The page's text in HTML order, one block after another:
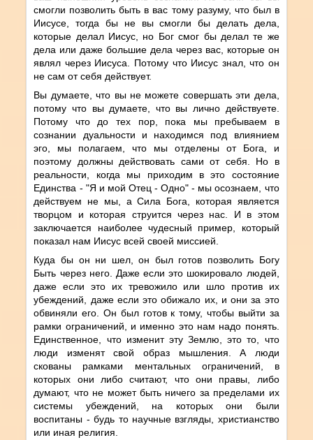
смогли позволить быть в вас тому разуму, что был в
Иисусе, тогда бы не вы смогли бы делать дела,
которые делал Иисус, но Бог смог бы делал те же
дела или даже большие дела через вас, которые он
являл через Иисуса. Потому что Иисус знал, что он
не сам от себя действует.
Вы думаете, что вы не можете совершать эти дела,
потому что вы думаете, что вы лично действуете.
Потому что до тех пор, пока мы пребываем в
сознании дуальности и находимся под влиянием
эго, мы полагаем, что мы отделены от Бога, и
поэтому должны действовать сами от себя. Но в
реальности, когда мы приходим в это состояние
Единства - "Я и мой Отец - Одно" - мы осознаем, что
действуем не мы, а Сила Бога, которая является
творцом и которая струится через нас. И в этом
заключается наиболее чудесный пример, который
показал нам Иисус всей своей миссией.
Куда бы он ни шел, он был готов позволить Богу
Быть через него. Даже если это шокировало людей,
даже если это их тревожило или шло против их
убеждений, даже если это обижало их, и они за это
обвиняли его. Он был готов к тому, чтобы выйти за
рамки ограничений, и именно это нам надо понять.
Единственное, что изменит эту Землю, это то, что
люди изменят свой образ мышления. А люди
скованы рамками ментальных ограничений, в
которых они либо считают, что они правы, либо
думают, что не может быть ничего за пределами их
системы убеждений, на которых они были
воспитаны - будь то научные взгляды, христианство
или иная религия.